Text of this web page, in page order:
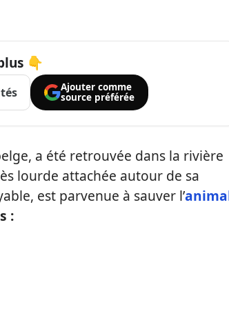
👇
Ajouter comme
source préférée
a été retrouvée dans la rivière
lourde attachée autour de sa
est parvenue à sauver l’
: